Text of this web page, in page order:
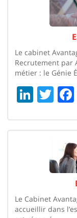
Le cabinet
Recrutement par
métier : le Génie
Le Cabinet
accueillir dans